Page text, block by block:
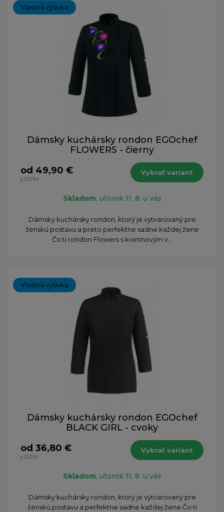
Vlastná výšivka
Dámsky kuchársky rondon EGOchef
FLOWERS - čierny
od 49,90 €
s DPH
Vybrať variant
Skladom, utorok 11. 8. u vás
Dámsky kuchársky rondon, ktorý je vytvarovaný pre
ženskú postavu a preto perfektne sadne každej žene
Čo ti rondon Flowers s kvetinovým v...
Vlastná výšivka
Dámsky kuchársky rondon EGOchef
BLACK GIRL - cvoky
od 36,80 €
s DPH
Vybrať variant
Skladom, utorok 11. 8. u vás
Dámsky kuchársky rondon, ktorý je vytvarovaný pre
ženskú postavu a perfektne sadne každej žene Čo ti